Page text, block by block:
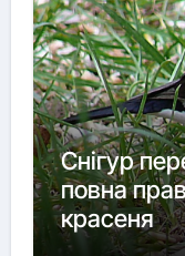
Снігур
повна
красеня